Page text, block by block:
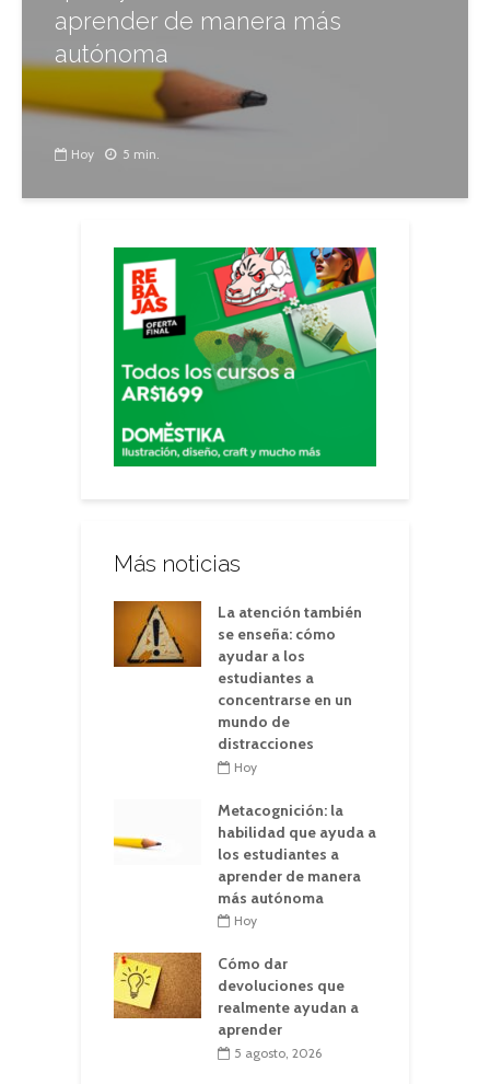
aprender de manera más
autónoma
Hoy 5 min.
Más noticias
La atención también
se enseña: cómo
ayudar a los
estudiantes a
concentrarse en un
mundo de
distracciones
Hoy
Metacognición: la
habilidad que ayuda a
los estudiantes a
aprender de manera
más autónoma
Hoy
Cómo dar
devoluciones que
realmente ayudan a
aprender
5 agosto, 2026